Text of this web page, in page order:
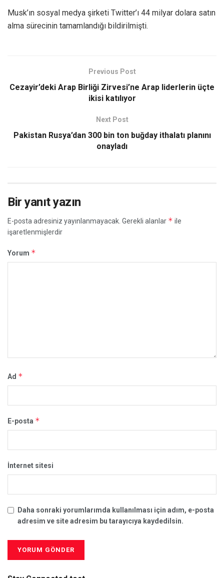
Musk’ın sosyal medya şirketi Twitter’ı 44 milyar dolara satın
alma sürecinin tamamlandığı bildirilmişti.
Previous Post
Cezayir’deki Arap Birliği Zirvesi’ne Arap liderlerin üçte
ikisi katılıyor
Next Post
Pakistan Rusya’dan 300 bin ton buğday ithalatı planını
onayladı
Bir yanıt yazın
E-posta adresiniz yayınlanmayacak. Gerekli alanlar * ile
işaretlenmişlerdir
Yorum *
Ad *
E-posta *
İnternet sitesi
Daha sonraki yorumlarımda kullanılması için adım, e-posta
adresim ve site adresim bu tarayıcıya kaydedilsin.